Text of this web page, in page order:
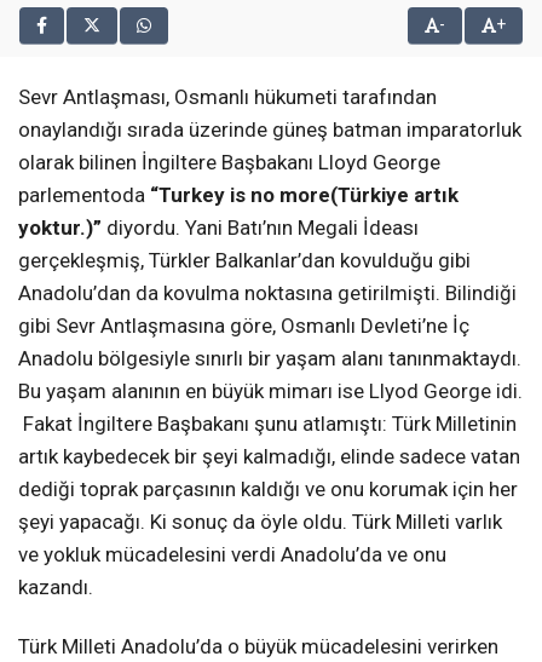
- +
Sevr Antlaşması, Osmanlı hükumeti tarafından
onaylandığı sırada üzerinde güneş batman imparatorluk
olarak bilinen İngiltere Başbakanı Lloyd George
parlementoda “Turkey is no more(Türkiye artık
yoktur.)” diyordu. Yani Batı’nın Megali İdeası
gerçekleşmiş, Türkler Balkanlar’dan kovulduğu gibi
Anadolu’dan da kovulma noktasına getirilmişti. Bilindiği
gibi Sevr Antlaşmasına göre, Osmanlı Devleti’ne İç
Anadolu bölgesiyle sınırlı bir yaşam alanı tanınmaktaydı.
Bu yaşam alanının en büyük mimarı ise Llyod George idi.
Fakat İngiltere Başbakanı şunu atlamıştı: Türk Milletinin
artık kaybedecek bir şeyi kalmadığı, elinde sadece vatan
dediği toprak parçasının kaldığı ve onu korumak için her
şeyi yapacağı. Ki sonuç da öyle oldu. Türk Milleti varlık
ve yokluk mücadelesini verdi Anadolu’da ve onu
kazandı.
Türk Milleti Anadolu’da o büyük mücadelesini verirken